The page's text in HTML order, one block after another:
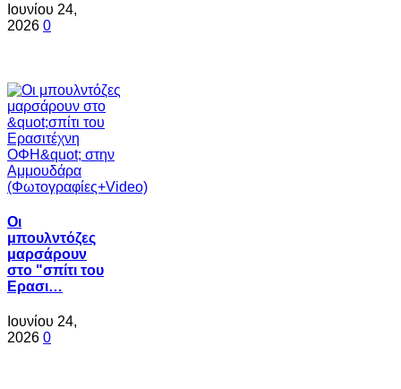
Ιουνίου 24,
2026 0
Oι
μπουλντόζες
μαρσάρουν
στο "σπίτι του
Ερασι…
Ιουνίου 24,
2026 0